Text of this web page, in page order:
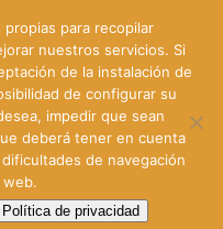
para recopilar
nuestros servicios. Si
de la instalación de
de configurar su
impedir que sean
deberá tener en cuenta
de navegación
web.
Política de privacidad